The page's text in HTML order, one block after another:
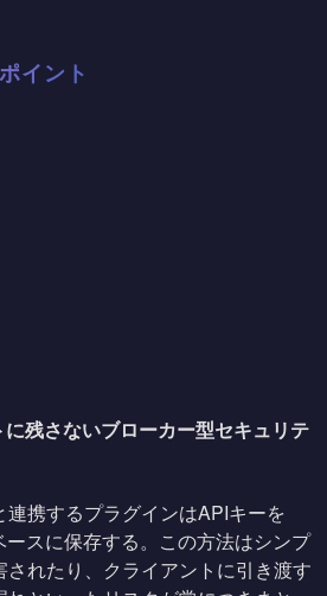
イント
残さないブローカー型セキュリテ
携するプラグインはAPIキーを
スに保存する。この方法はシンプ
されたり、クライアントに引き渡す